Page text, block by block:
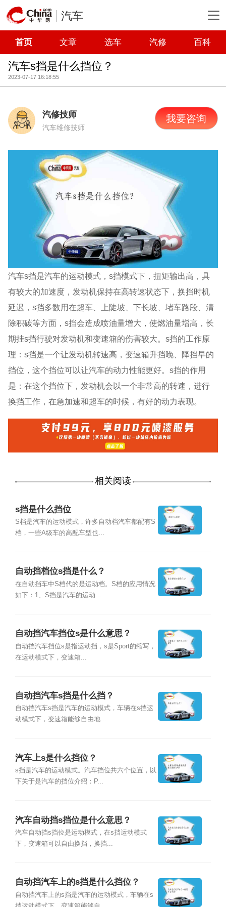
汽车
首页 文章 选车 汽修 百科
汽车s挡是什么挡位？
2023-07-17 16:18:55
汽修技师
汽车维修技师
我要咨询
汽车s挡是汽车的运动模式，s挡模式下，扭矩输出高，具
有较大的加速度，发动机保持在高转速状态下，换挡时机
延迟，s挡多数用在超车、上陡坡、下长坡、堵车路段、清
除积碳等方面，s挡会造成喷油量增大，使燃油量增高，长
期挂s挡行驶对发动机和变速箱的伤害较大。s挡的工作原
理：s挡是一个让发动机转速高，变速箱升挡晚、降挡早的
挡位，这个挡位可以让汽车的动力性能更好。s挡的作用
是：在这个挡位下，发动机会以一个非常高的转速，进行
换挡工作，在急加速和超车的时候，有好的动力表现。
相关阅读
s挡是什么挡位
S档是汽车的运动模式，许多自动档汽车都配有S
档，一些A级车的高配车型也...
自动挡档位s挡是什么？
在自动挡车中S档代的是运动档。S档的应用情况
如下：1、S挡是汽车的运动...
自动挡汽车挡位s是什么意思？
自动挡汽车挡位s是指运动挡，s是Sport的缩写，
在运动模式下，变速箱...
自动挡汽车s挡是什么挡？
自动挡汽车s挡是汽车的运动模式，车辆在s挡运
动模式下，变速箱能够自由地...
汽车上s是什么挡位？
s挡是汽车的运动模式。汽车挡位共六个位置，以
下关于是汽车的挡位介绍：P...
汽车自动挡s挡位是什么意思？
汽车自动挡s挡位是运动模式，在s挡运动模式
下，变速箱可以自由换挡，换挡...
自动挡汽车上的s挡是什么挡位？
自动挡汽车上的s挡是汽车的运动模式，车辆在s